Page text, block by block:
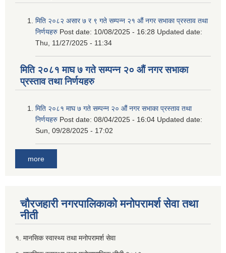
मिति २०८२ असार ७ र ९ गते सम्पन्न २१ औं नगर सभाका प्रस्ताव तथा
निर्णयहरु Post date: 10/08/2025 - 16:28 Updated date:
Thu, 11/27/2025 - 11:34
मिति २०८१ माघ ७ गते सम्पन्न २० औं नगर सभाका
प्रस्ताव तथा निर्णयहरु
मिति २०८१ माघ ७ गते सम्पन्न २० औं नगर सभाका प्रस्ताव तथा
निर्णयहरु Post date: 08/04/2025 - 16:04 Updated date:
Sun, 09/28/2025 - 17:02
more
चौरजहारी नगरपालिकाको मनोपरामर्श सेवा तथा
नीती
१. मानसिक स्वास्थ्य तथा मनोपरामर्श सेवा